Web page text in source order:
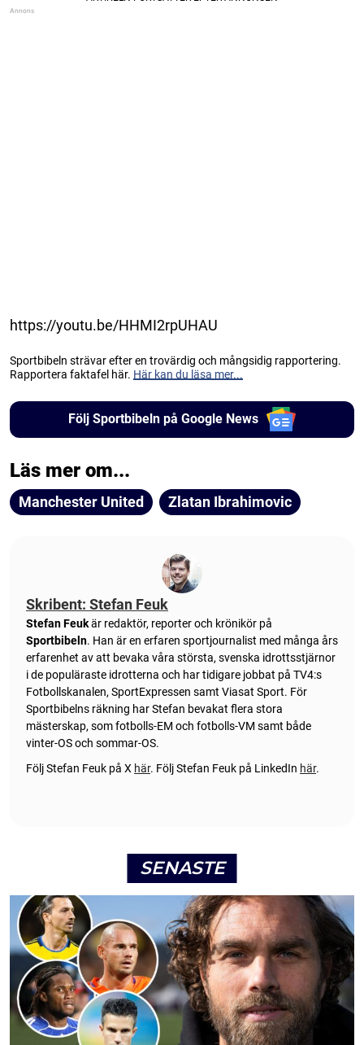
https://youtu.be/HHMI2rpUHAU
Sportbibeln strävar efter en trovärdig och mångsidig rapportering.
Rapportera faktafel här. Här kan du läsa mer...
Följ Sportbibeln på Google News
Läs mer om...
Manchester United Zlatan Ibrahimovic
Skribent: Stefan Feuk
Stefan Feukär redaktör, reporter och krönikör på
Sportbibeln. Han är en erfaren sportjournalist med många års
erfarenhet av att bevaka våra största, svenska idrottsstjärnor
i de populäraste idrotterna och har tidigare jobbat på TV4:s
Fotbollskanalen, SportExpressen samt Viasat Sport. För
Sportbibelns räkning har Stefan bevakat flera stora
mästerskap, som fotbolls-EM och fotbolls-VM samt både
vinter-OS och sommar-OS.
Följ Stefan Feuk på X här. Följ Stefan Feuk på LinkedIn här.
SENASTE